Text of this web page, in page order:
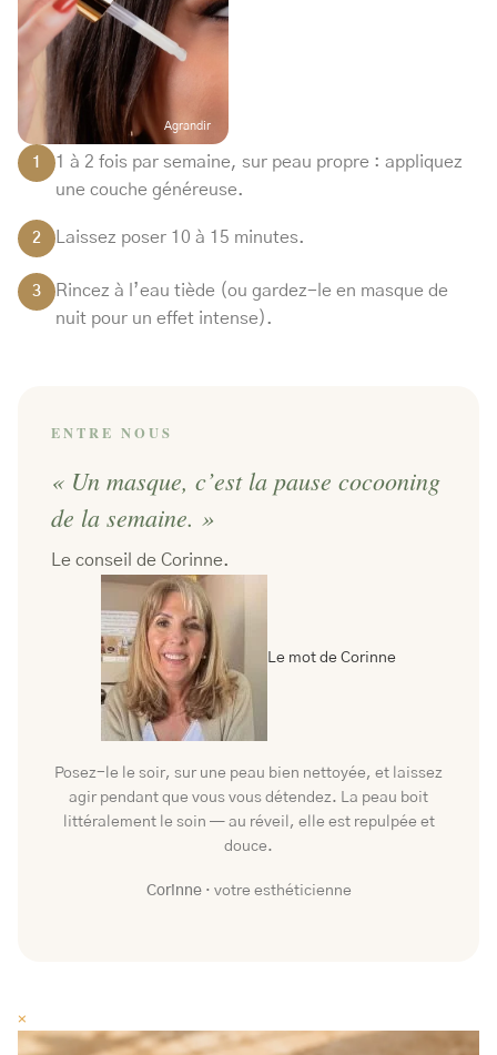
Agrandir
1
1 à 2 fois par semaine, sur peau propre : appliquez
une couche généreuse.
2 Laissez poser 10 à 15 minutes.
3
Rincez à l’eau tiède (ou gardez-le en masque de
nuit pour un effet intense).
ENTRE NOUS
« Un masque, c’est la pause cocooning
de la semaine. »
Le conseil de Corinne.
Le mot de Corinne
Posez-le le soir, sur une peau bien nettoyée, et laissez
agir pendant que vous vous détendez. La peau boit
littéralement le soin — au réveil, elle est repulpée et
douce.
Corinne· votre esthéticienne
×